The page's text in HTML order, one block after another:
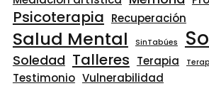
Psicoterapia Recuperación
Salud Mental SinTabúes
Soledad Talleres Terapia
Testimonio Vulnerabilidad